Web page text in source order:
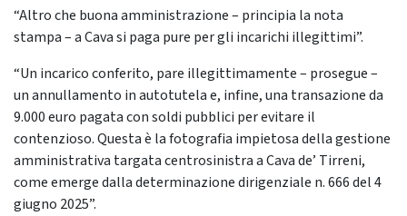
“Altro che buona amministrazione – principia la nota
stampa – a Cava si paga pure per gli incarichi illegittimi”.
“Un incarico conferito, pare illegittimamente – prosegue –
un annullamento in autotutela e, infine, una transazione da
9.000 euro pagata con soldi pubblici per evitare il
contenzioso. Questa è la fotografia impietosa della gestione
amministrativa targata centrosinistra a Cava de’ Tirreni,
come emerge dalla determinazione dirigenziale n. 666 del 4
giugno 2025”.